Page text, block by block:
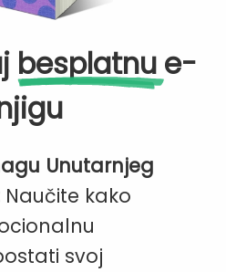
besplatnu e-
Unutarnjeg
Naučite kako
svoj